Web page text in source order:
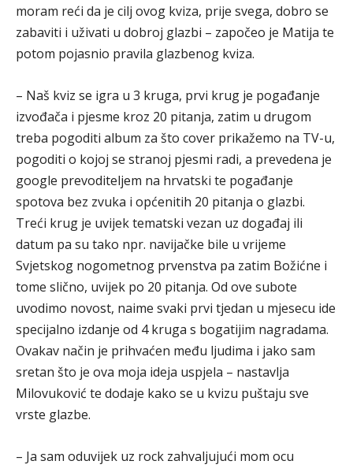
moram reći da je cilj ovog kviza, prije svega, dobro se
zabaviti i uživati u dobroj glazbi – započeo je Matija te
potom pojasnio pravila glazbenog kviza.
– Naš kviz se igra u 3 kruga, prvi krug je pogađanje
izvođača i pjesme kroz 20 pitanja, zatim u drugom
treba pogoditi album za što cover prikažemo na TV-u,
pogoditi o kojoj se stranoj pjesmi radi, a prevedena je
google prevoditeljem na hrvatski te pogađanje
spotova bez zvuka i općenitih 20 pitanja o glazbi.
Treći krug je uvijek tematski vezan uz događaj ili
datum pa su tako npr. navijačke bile u vrijeme
Svjetskog nogometnog prvenstva pa zatim Božićne i
tome slično, uvijek po 20 pitanja. Od ove subote
uvodimo novost, naime svaki prvi tjedan u mjesecu ide
specijalno izdanje od 4 kruga s bogatijim nagradama.
Ovakav način je prihvaćen među ljudima i jako sam
sretan što je ova moja ideja uspjela – nastavlja
Milovuković te dodaje kako se u kvizu puštaju sve
vrste glazbe.
– Ja sam oduvijek uz rock zahvaljujući mom ocu